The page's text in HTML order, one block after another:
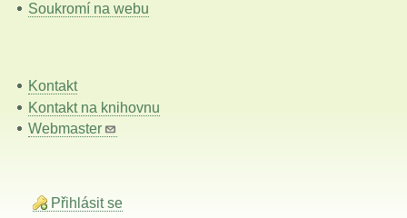
Soukromí na webu
Kontakt
Kontakt na knihovnu
Webmaster
Přihlásit se